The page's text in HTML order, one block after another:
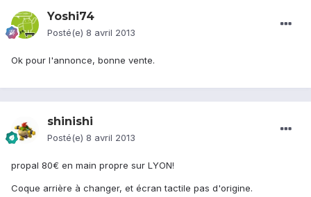
Yoshi74
Posté(e) 8 avril 2013
Ok pour l'annonce, bonne vente.
shinishi
Posté(e) 8 avril 2013
propal 80€ en main propre sur LYON!
Coque arrière à changer, et écran tactile pas d'origine.